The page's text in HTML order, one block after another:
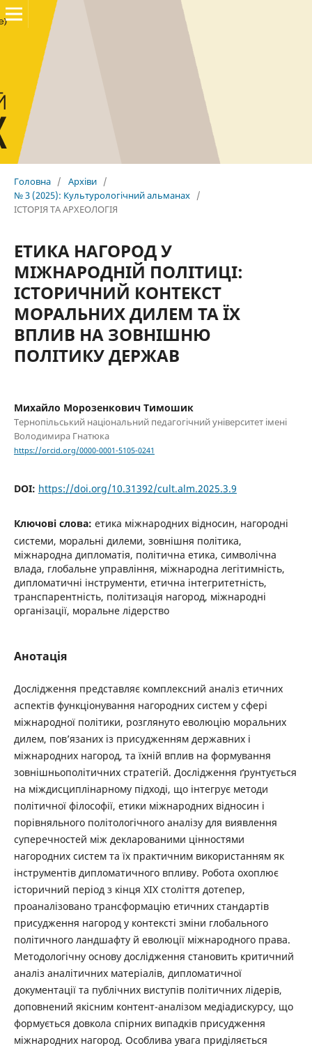
Головна / Архіви /
№ 3 (2025): Культурологічний альманах /
ІСТОРІЯ ТА АРХЕОЛОГІЯ
ЕТИКА НАГОРОД У
МІЖНАРОДНІЙ ПОЛІТИЦІ:
ІСТОРИЧНИЙ КОНТЕКСТ
МОРАЛЬНИХ ДИЛЕМ ТА ЇХ
ВПЛИВ НА ЗОВНІШНЮ
ПОЛІТИКУ ДЕРЖАВ
Михайло Морозенкович Тимошик
Тернопільський національний педагогічний університет імені
Володимира Гнатюка
https://orcid.org/0000-0001-5105-0241
DOI: https://doi.org/10.31392/cult.alm.2025.3.9
Ключові слова: етика міжнародних відносин, нагородні
системи, моральні дилеми, зовнішня політика,
міжнародна дипломатія, політична етика, символічна
влада, глобальне управління, міжнародна легітимність,
дипломатичні інструменти, етична інтегритетність,
транспарентність, політизація нагород, міжнародні
організації, моральне лідерство
Анотація
Дослідження представляє комплексний аналіз етичних
аспектів функціонування нагородних систем у сфері
міжнародної політики, розглянуто еволюцію моральних
дилем, пов’язаних із присудженням державних і
міжнародних нагород, та їхній вплив на формування
зовнішньополітичних стратегій. Дослідження ґрунтується
на міждисциплінарному підході, що інтегрує методи
політичної філософії, етики міжнародних відносин і
порівняльного політологічного аналізу для виявлення
суперечностей між декларованими цінностями
нагородних систем та їх практичним використанням як
інструментів дипломатичного впливу. Робота охоплює
історичний період з кінця XIX століття дотепер,
проаналізовано трансформацію етичних стандартів
присудження нагород у контексті зміни глобального
політичного ландшафту й еволюції міжнародного права.
Методологічну основу дослідження становить критичний
аналіз аналітичних матеріалів, дипломатичної
документації та публічних виступів політичних лідерів,
доповнений якісним контент-аналізом медіадискурсу, що
формується довкола спірних випадків присудження
міжнародних нагород. Особлива увага приділяється